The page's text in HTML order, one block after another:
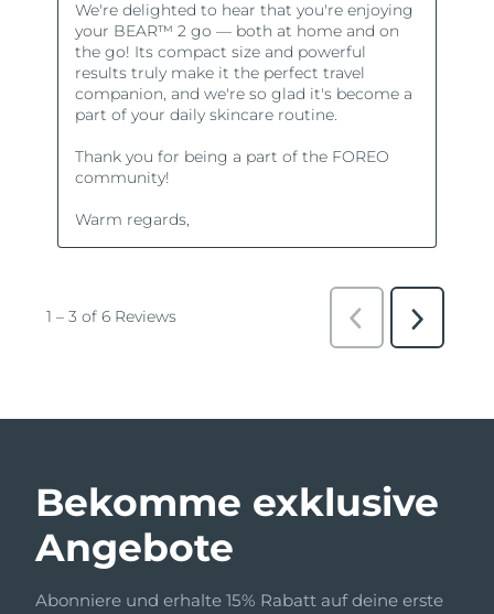
Bekomme exklusive
Angebote
Abonniere und erhalte 15% Rabatt auf deine erste